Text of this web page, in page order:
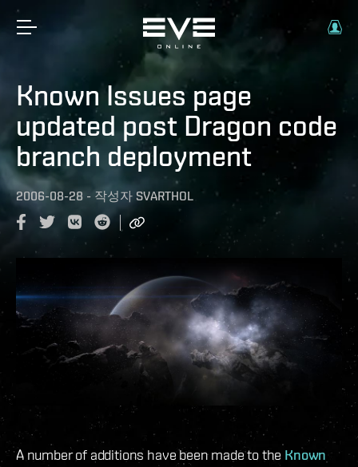
Known Issues page
updated post Dragon code
branch deployment
2006-08-28 - 작성자 SVARTHOL
A number of additions have been made to the Known